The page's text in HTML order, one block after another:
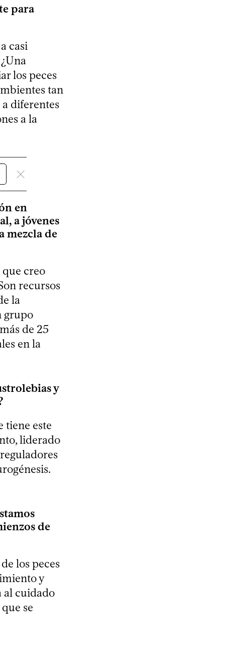
para
casi
los peces
tan
diferentes
a la
en
a jóvenes
mezcla de
creo
recursos
la
grupo
de 25
en la
y
tiene este
liderado
de
los peces
y
al cuidado
se